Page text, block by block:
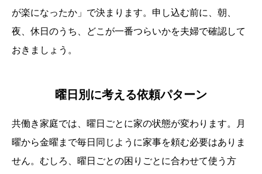
が楽になったか」で決まります。申し込む前に、朝、
夜、休日のうち、どこが一番つらいかを夫婦で確認して
おきましょう。
曜日別に考える依頼パターン
共働き家庭では、曜日ごとに家の状態が変わります。月
曜から金曜まで毎日同じように家事を頼む必要はありま
せん。むしろ、曜日ごとの困りごとに合わせて使う方